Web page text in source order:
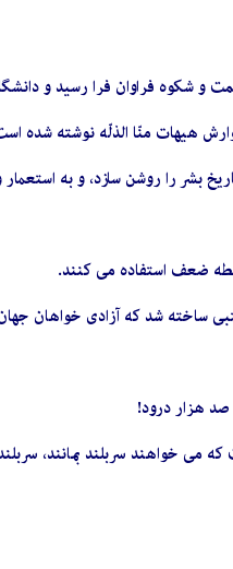
شکوه فراوان فرا رسید و
هیهات منّا الذلّه نوشته شده
بشر را روشن سازد، و به استعمار و
ضعف استفاده می كنند.
ساخته شد كه آزادى خواهان
صد هزار درود!
خواهند سربلند بمانند،